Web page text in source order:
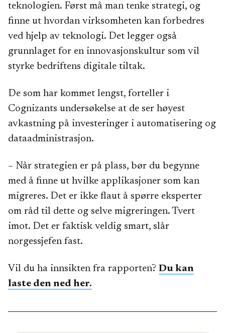
teknologien. Først må man tenke strategi, og
finne ut hvordan virksomheten kan forbedres
ved hjelp av teknologi. Det legger også
grunnlaget for en innovasjonskultur som vil
styrke bedriftens digitale tiltak.
De som har kommet lengst, forteller i
Cognizants undersøkelse at de ser høyest
avkastning på investeringer i automatisering og
dataadministrasjon.
– Når strategien er på plass, bør du begynne
med å finne ut hvilke applikasjoner som kan
migreres. Det er ikke flaut å spørre eksperter
om råd til dette og selve migreringen. Tvert
imot. Det er faktisk veldig smart, slår
norgessjefen fast.
Vil du ha innsikten fra rapporten? Du kan
laste den ned her.